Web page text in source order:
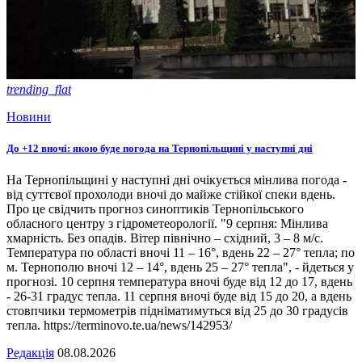
trending_flat
Новини
До +12 вночі: якою буде погода на Тернопільщині у наступні дні
На Тернопільщині у наступні дні очікується мінлива погода -
від суттєвої прохолоди вночі до майже стійкої спеки вдень.
Про це свідчить прогноз синоптиків Тернопільського
обласного центру з гідрометеорології. "9 серпня: Мінлива
хмарність. Без опадів. Вітер північно – східний, 3 – 8 м/с.
Температура по області вночі 11 – 16°, вдень 22 – 27° тепла; по
м. Тернополю вночі 12 – 14°, вдень 25 – 27° тепла", - йдеться у
прогнозі. 10 серпня температура вночі буде від 12 до 17, вдень
- 26-31 градус тепла. 11 серпня вночі буде від 15 до 20, а вдень
стовпчики термометрів підніматимуться від 25 до 30 градусів
тепла. https://terminovo.te.ua/news/142953/
Редакція 08.08.2026